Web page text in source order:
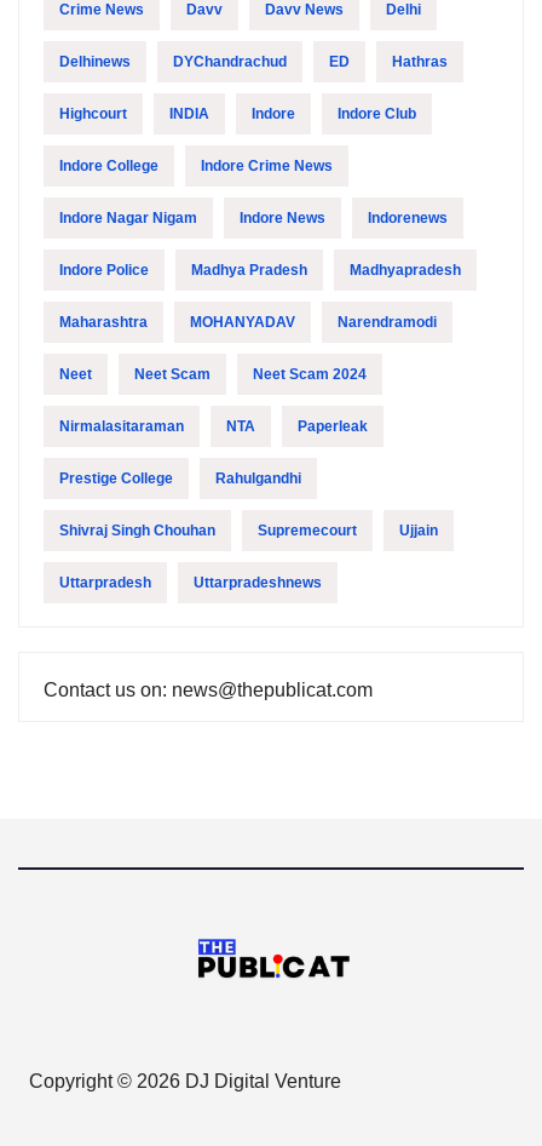
Crime News Davv Davv News Delhi
Delhinews DYChandrachud ED Hathras
Highcourt INDIA Indore Indore Club
Indore College Indore Crime News
Indore Nagar Nigam Indore News Indorenews
Indore Police Madhya Pradesh Madhyapradesh
Maharashtra MOHANYADAV Narendramodi
Neet Neet Scam Neet Scam 2024
Nirmalasitaraman NTA Paperleak
Prestige College Rahulgandhi
Shivraj Singh Chouhan Supremecourt Ujjain
Uttarpradesh Uttarpradeshnews
Contact us on: news@thepublicat.com
Copyright © 2026 DJ Digital Venture